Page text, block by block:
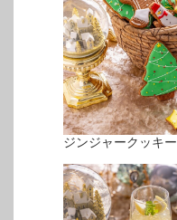
ジンジャークッキー